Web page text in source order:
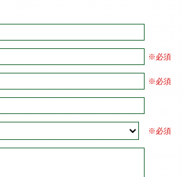
※必須
※必須
※必須